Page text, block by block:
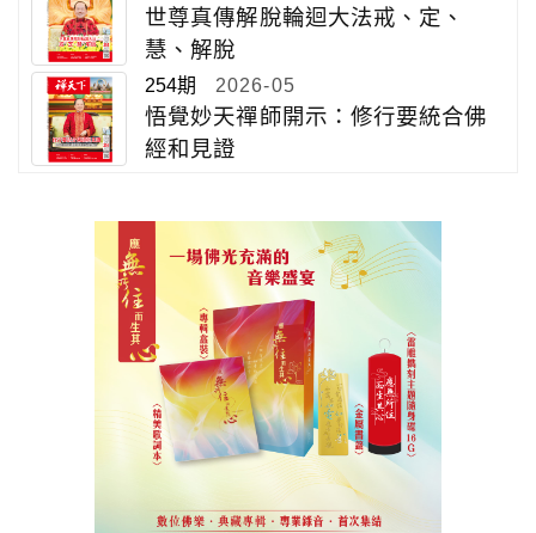
世尊真傳解脫輪迴大法戒、定、
慧、解脫
254期 2026-05
悟覺妙天禪師開示：修行要統合佛
經和見證